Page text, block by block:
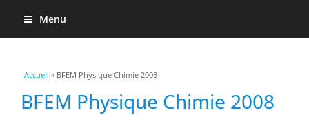
Menu
Vous êtes ici
Accueil » BFEM Physique Chimie 2008
BFEM Physique Chimie 2008